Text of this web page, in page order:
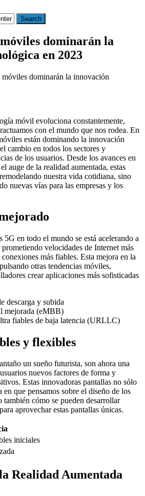
Search
dominarán la
en 2023
móviles dominarán la innovación
móvil evoluciona constantemente,
con el mundo que nos rodea. En
están dominando la innovación
cambio en todos los sectores y
de los usuarios. Desde los avances en
auge de la realidad aumentada, estas
nuestra vida cotidiana, sino
nuevas vías para las empresas y los
5G en todo el mundo se está acelerando a
velocidades de Internet más
más fiables. Esta mejora en la
otras tendencias móviles,
crear aplicaciones más sofisticadas
descarga y subida
mejorada (eMBB)
fiables de baja latencia (URLLC)
y flexibles
un sueño futurista, son ahora una
nuevos factores de forma y
Estas innovadoras pantallas no sólo
que pensamos sobre el diseño de los
cómo se pueden desarrollar
aprovechar estas pantallas únicas.
iniciales
Realidad Aumentada